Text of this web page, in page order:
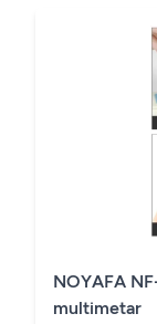
NOYAFA
multimetar